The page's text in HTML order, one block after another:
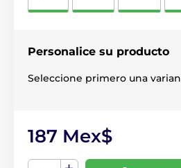
Personalice su producto
Seleccione primero una
187 Mex$